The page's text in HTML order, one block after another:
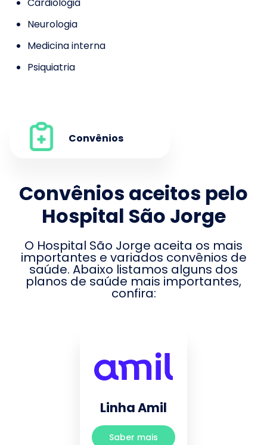
Neurologia
Medicina interna
Psiquiatria
Convênios
Convênios aceitos pelo
Hospital São Jorge
O Hospital São Jorge aceita os mais
importantes e variados convênios de
saúde. Abaixo listamos alguns dos
planos de saúde mais importantes,
confira:
Linha Amil
Saber mais